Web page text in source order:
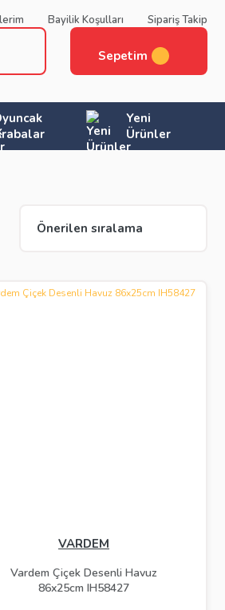
Bayilik Koşulları Sipariş Takip
Sepetim
Yeni
Ürünler
VARDEM
Vardem Çiçek Desenli Havuz
86x25cm IH58427